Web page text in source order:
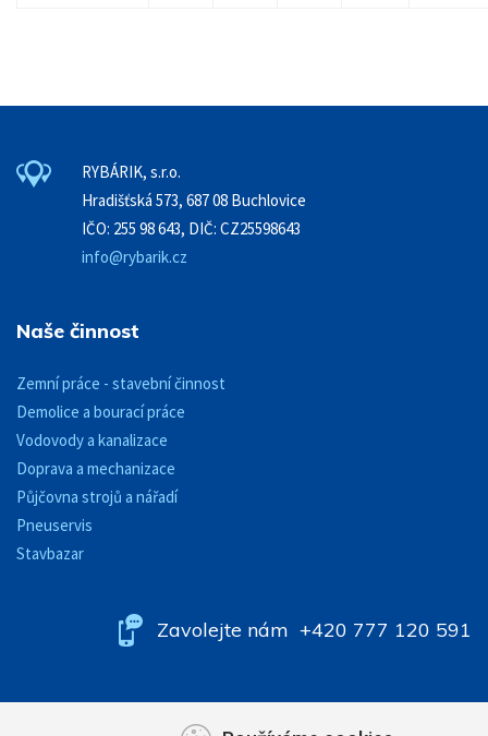
RYBÁRIK, s.r.o.
Hradišťská 573, 687 08 Buchlovice
IČO: 255 98 643, DIČ: CZ25598643
info@rybarik.cz
Naše činnost
Zemní práce - stavební činnost
Demolice a bourací práce
Vodovody a kanalizace
Doprava a mechanizace
Půjčovna strojů a nářadí
Pneuservis
Stavbazar
Zavolejte nám +420 777 120 591
Nastavení cookies